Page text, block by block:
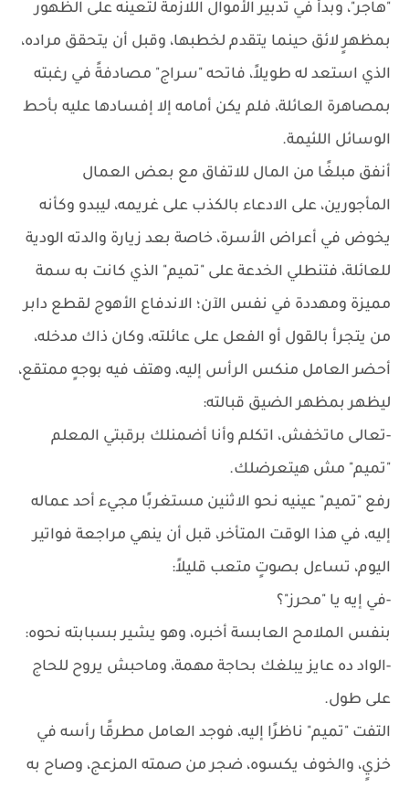
"هاجر"، وبدأ في تدبير الأموال اللازمة لتعينه على الظهور
بمظهرٍ لائق حينما يتقدم لخطبها، وقبل أن يتحقق مراده،
الذي استعد له طويلاً، فاتحه "سراج" مصادفةً في رغبته
بمصاهرة العائلة، فلم يكن أمامه إلا إفسادها عليه بأحط
الوسائل اللئيمة.
أنفق مبلغًا من المال للاتفاق مع بعض العمال
المأجورين، على الادعاء بالكذب على غريمه، ليبدو وكأنه
يخوض في أعراض الأسرة، خاصة بعد زيارة والدته الودية
للعائلة، فتنطلي الخدعة على "تميم" الذي كانت به سمة
مميزة ومهددة في نفس الآن؛ الاندفاع الأهوج لقطع دابر
من يتجرأ بالقول أو الفعل على عائلته، وكان ذاك مدخله،
أحضر العامل منكس الرأس إليه، وهتف فيه بوجهٍ ممتقع،
ليظهر بمظهر الضيق قبالته:
-تعالى ماتخفش، اتكلم وأنا أضمنلك برقبتي المعلم
"تميم" مش هيتعرضلك.
رفع "تميم" عينيه نحو الاثنين مستغربًا مجيء أحد عماله
إليه، في هذا الوقت المتأخر، قبل أن ينهي مراجعة فواتير
اليوم، تساءل بصوتٍ متعب قليلاً:
-في إيه يا "محرز"؟
بنفس الملامح العابسة أخبره، وهو يشير بسبابته نحوه:
-الواد ده عايز يبلغك بحاجة مهمة، وماحبش يروح للحاج
على طول.
التفت "تميم" ناظرًا إليه، فوجد العامل مطرقًا رأسه في
خزيٍ، والخوف يكسوه، ضجر من صمته المزعج، وصاح به